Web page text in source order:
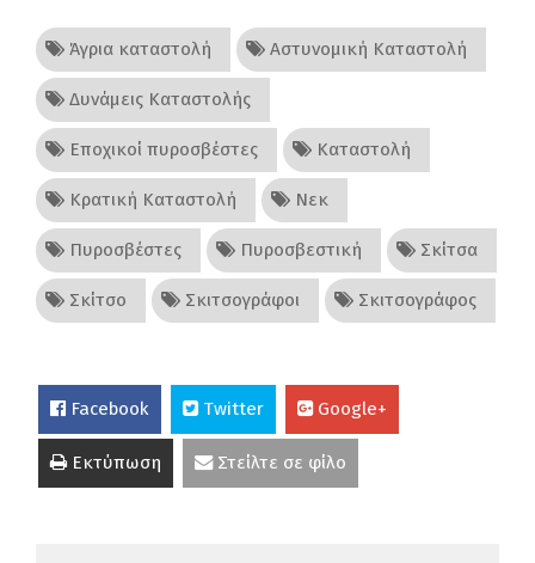
Άγρια καταστολή Αστυνομική Καταστολή
Δυνάμεις Καταστολής
Εποχικοί πυροσβέστες Καταστολή
Κρατική Καταστολή Νεκ
Πυροσβέστες Πυροσβεστική Σκίτσα
Σκίτσο Σκιτσογράφοι Σκιτσογράφος
Facebook Twitter Google+
Εκτύπωση Στείλτε σε φίλο